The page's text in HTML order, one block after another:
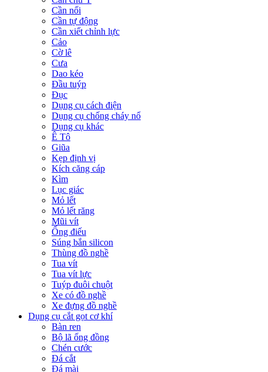
Cần nối
Cần tự động
Cần xiết chỉnh lực
Cảo
Cờ lê
Cưa
Dao kéo
Đầu tuýp
Đục
Dụng cụ cách điện
Dụng cụ chống cháy nổ
Dụng cụ khác
Ê Tô
Giũa
Kẹp định vị
Kích căng cáp
Kìm
Lục giác
Mỏ lết
Mỏ lết răng
Mũi vít
Ống điếu
Súng bắn silicon
Thùng đồ nghề
Tua vít
Tua vít lực
Tuýp đuôi chuột
Xe có đồ nghề
Xe đựng đồ nghề
Dụng cụ cắt gọt cơ khí
Bàn ren
Bộ lã ống đồng
Chén cước
Đá cắt
Đá mài